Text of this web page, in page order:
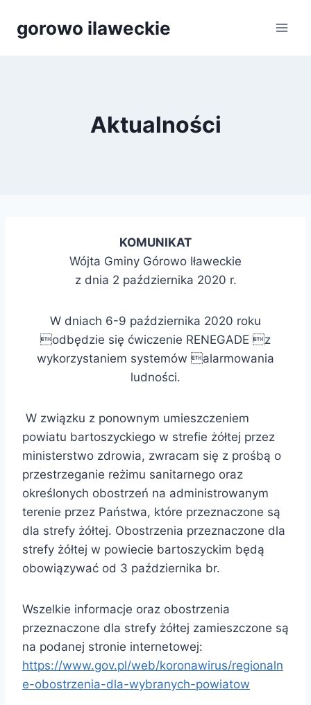
gorowo ilaweckie
Aktualności
KOMUNIKAT
Wójta Gminy Górowo Iławeckie
z dnia 2 października 2020 r.
W dniach 6-9 października 2020 roku
odbędzie się ćwiczenie RENEGADE z
wykorzystaniem systemów alarmowania
ludności.
W związku z ponownym umieszczeniem
powiatu bartoszyckiego w strefie żółtej przez
ministerstwo zdrowia, zwracam się z prośbą o
przestrzeganie reżimu sanitarnego oraz
określonych obostrzeń na administrowanym
terenie przez Państwa, które przeznaczone są
dla strefy żółtej. Obostrzenia przeznaczone dla
strefy żółtej w powiecie bartoszyckim będą
obowiązywać od 3 października br.
Wszelkie informacje oraz obostrzenia
przeznaczone dla strefy żółtej zamieszczone są
na podanej stronie internetowej:
https://www.gov.pl/web/koronawirus/regionaln
e-obostrzenia-dla-wybranych-powiatow